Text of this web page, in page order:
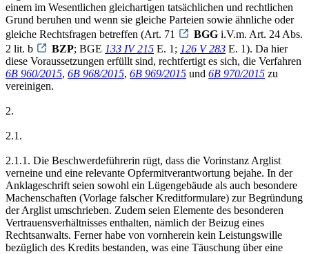
einem im Wesentlichen gleichartigen tatsächlichen und rechtlichen
Grund beruhen und wenn sie gleiche Parteien sowie ähnliche oder
gleiche Rechtsfragen betreffen (Art. 71
BGG i.V.m. Art. 24 Abs.
2 lit. b
BZP; BGE 133 IV 215 E. 1; 126 V 283 E. 1). Da hier
diese Voraussetzungen erfüllt sind, rechtfertigt es sich, die Verfahren
6B 960/2015, 6B 968/2015, 6B 969/2015 und 6B 970/2015 zu
vereinigen.
2.
2.1.
2.1.1. Die Beschwerdeführerin rügt, dass die Vorinstanz Arglist
verneine und eine relevante Opfermitverantwortung bejahe. In der
Anklageschrift seien sowohl ein Lügengebäude als auch besondere
Machenschaften (Vorlage falscher Kreditformulare) zur Begründung
der Arglist umschrieben. Zudem seien Elemente des besonderen
Vertrauensverhältnisses enthalten, nämlich der Beizug eines
Rechtsanwalts. Ferner habe von vornherein kein Leistungswille
bezüglich des Kredits bestanden, was eine Täuschung über eine